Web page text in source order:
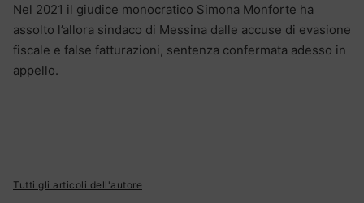
Nel 2021 il giudice monocratico Simona Monforte ha
assolto l’allora sindaco di Messina dalle accuse di evasione
fiscale e false fatturazioni, sentenza confermata adesso in
appello.
Tutti gli articoli dell'autore